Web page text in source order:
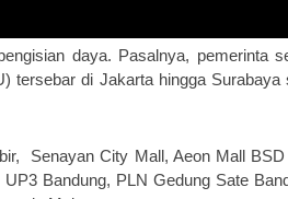
daya. Pasalnya, pemerinta
tersebar di Jakarta hingga Surabaya
Senayan City Mall, Aeon Mall BSD
Bandung, PLN Gedung Sate